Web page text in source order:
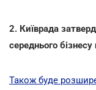
2. Київрада
середнього
Також буде